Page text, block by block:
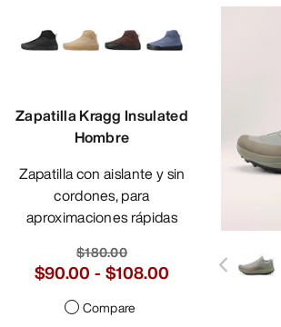
Zapatilla Kragg Insulated
Hombre
Zapatilla con aislante y sin
cordones, para
aproximaciones rápidas
$180.00
$90.00 - $108.00
Compare